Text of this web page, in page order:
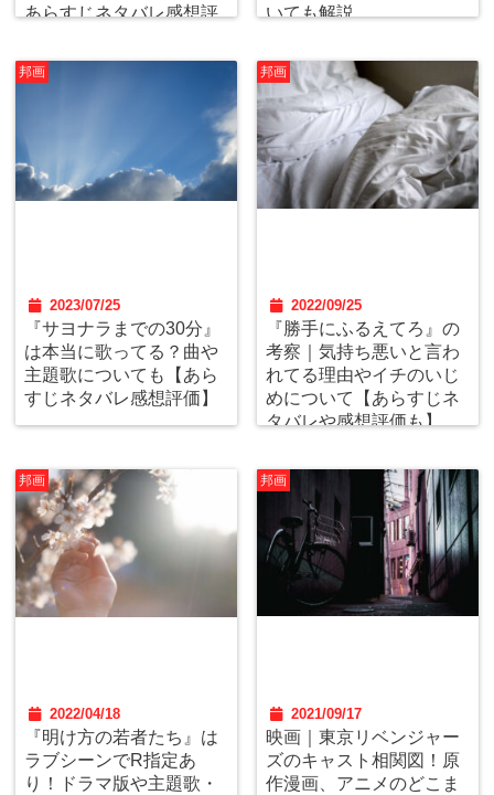
あらすじネタバレ感想評
いても解説
邦画
2023/07/25
『サヨナラまでの30分』
は本当に歌ってる？曲や
主題歌についても【あら
すじネタバレ感想評価】
邦画
2022/09/25
『勝手にふるえてろ』の
考察｜気持ち悪いと言わ
れてる理由やイチのいじ
めについて【あらすじネ
タバレや感想評価も】
邦画
2022/04/18
『明け方の若者たち』は
ラブシーンでR指定あ
り！ドラマ版や主題歌・
邦画
2021/09/17
映画｜東京リベンジャー
ズのキャスト相関図！原
作漫画、アニメのどこま